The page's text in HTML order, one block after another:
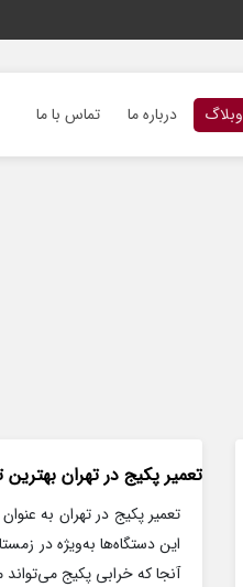
وبلاگ درباره ما تماس با ما
تعمیر پکیج در تهران بهترین
تعمیر پکیج در تهران به
این دستگاه‌ها به‌ویژه در
آنجا که خرابی پکیج